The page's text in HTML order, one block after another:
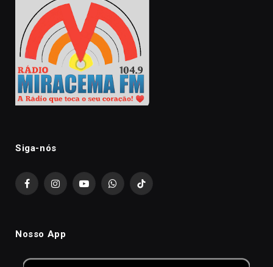
Siga-nós
FacebookInstagramYouTubeWhatsAppTikTok
Nosso App